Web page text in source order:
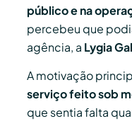
público e na
percebeu que
agência, a Lygia
A motivação
serviço feito sob
que sentia falta